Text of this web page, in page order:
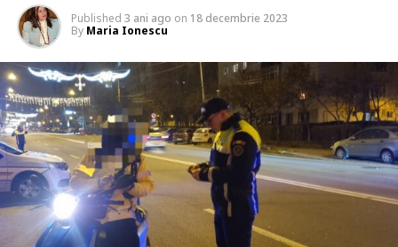
Published 3 ani ago on 18 decembrie 2023
By Maria Ionescu